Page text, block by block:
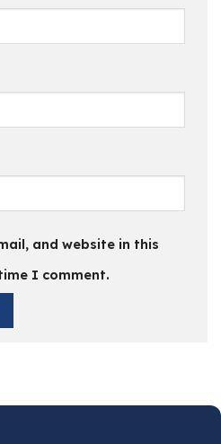
and website in this
I comment.